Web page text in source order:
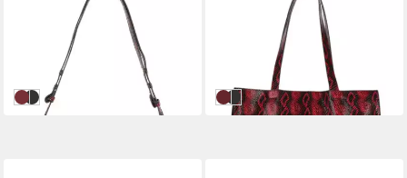
Schultertasche Boa Solar
Shoulder Bag shf
UVP 139,95 €
in 2-3 Werktagen bei dir
RotSchwarz
Schultertasche Boa Liv
UVP 149,95 €
in 2-3 Werktagen bei dir
RotSchwarz